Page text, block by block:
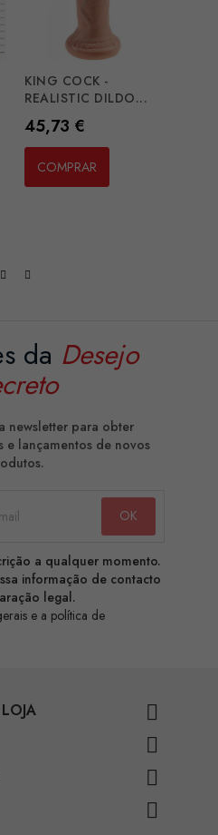
KING COCK -
REALISTIC DILDO...
Preço
45,73 €
COMPRAR
da Desejo
newsletter para obter
e lançamentos de novos
a qualquer momento.
informação de contacto
legal.
e a política de



